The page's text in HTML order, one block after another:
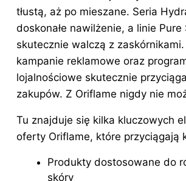
tłustą, aż po mieszane. Seria
doskonałe nawilżenie, a linie Pure
skutecznie walczą z
kampanie reklamowe oraz
lojalnościowe skutecznie
zakupów. Z Oriflame nigdy nie
Tu znajduje się kilka kluczowych
oferty Oriflame, które przyciągają
Produkty dostosowane do
skóry